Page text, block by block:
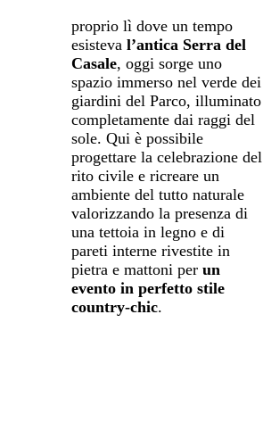
proprio lì dove un tempo
esisteva l’antica Serra del
Casale, oggi sorge uno
spazio immerso nel verde dei
giardini del Parco, illuminato
completamente dai raggi del
sole. Qui è possibile
progettare la celebrazione del
rito civile e ricreare un
ambiente del tutto naturale
valorizzando la presenza di
una tettoia in legno e di
pareti interne rivestite in
pietra e mattoni per un
evento in perfetto stile
country-chic.